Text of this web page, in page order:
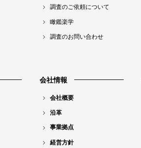
調査のご依頼について
瞰鑑楽学
調査のお問い合わせ
会社情報
会社概要
沿革
事業拠点
経営方針